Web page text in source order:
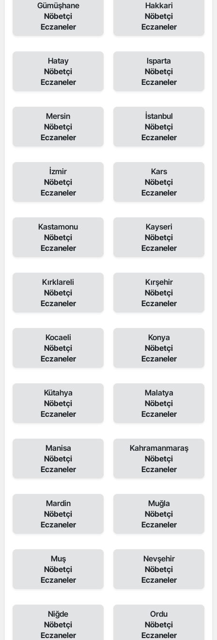
Gümüşhane
Nöbetçi
Eczaneler
Hakkari
Nöbetçi
Eczaneler
Hatay
Nöbetçi
Eczaneler
Isparta
Nöbetçi
Eczaneler
Mersin
Nöbetçi
Eczaneler
İstanbul
Nöbetçi
Eczaneler
İzmir
Nöbetçi
Eczaneler
Kars
Nöbetçi
Eczaneler
Kastamonu
Nöbetçi
Eczaneler
Kayseri
Nöbetçi
Eczaneler
Kırklareli
Nöbetçi
Eczaneler
Kırşehir
Nöbetçi
Eczaneler
Kocaeli
Nöbetçi
Eczaneler
Konya
Nöbetçi
Eczaneler
Kütahya
Nöbetçi
Eczaneler
Malatya
Nöbetçi
Eczaneler
Manisa
Nöbetçi
Eczaneler
Kahramanmaraş
Nöbetçi
Eczaneler
Mardin
Nöbetçi
Eczaneler
Muğla
Nöbetçi
Eczaneler
Muş
Nöbetçi
Eczaneler
Nevşehir
Nöbetçi
Eczaneler
Niğde
Nöbetçi
Eczaneler
Ordu
Nöbetçi
Eczaneler